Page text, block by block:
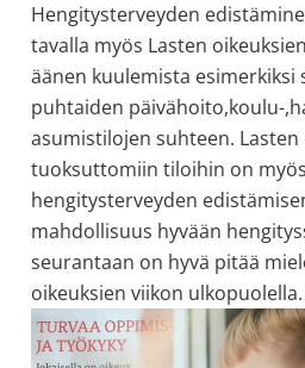
tai
allergiat.
K-
H
Hengitys
ry
Hengitysterveyden
tavalla myös Lasten
äänen kuulemista esimerkiksi
puhtaiden päivähoito,koulu-
asumistilojen suhteen.
tuoksuttomiin tiloihin on
hengitysterveyden
mahdollisuus hyvään
seurantaan on hyvä pitää
oikeuksien viikon ulkopuolella.